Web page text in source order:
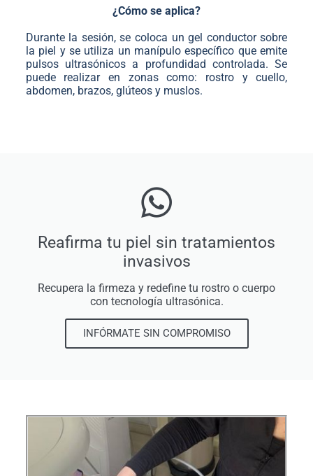
¿Cómo se aplica?
Durante la sesión, se coloca un gel conductor sobre
la piel y se utiliza un manípulo específico que emite
pulsos ultrasónicos a profundidad controlada. Se
puede realizar en zonas como: rostro y cuello,
abdomen, brazos, glúteos y muslos.
Reafirma tu piel sin tratamientos
invasivos
Recupera la firmeza y redefine tu rostro o cuerpo
con tecnología ultrasónica.
INFÓRMATE SIN COMPROMISO